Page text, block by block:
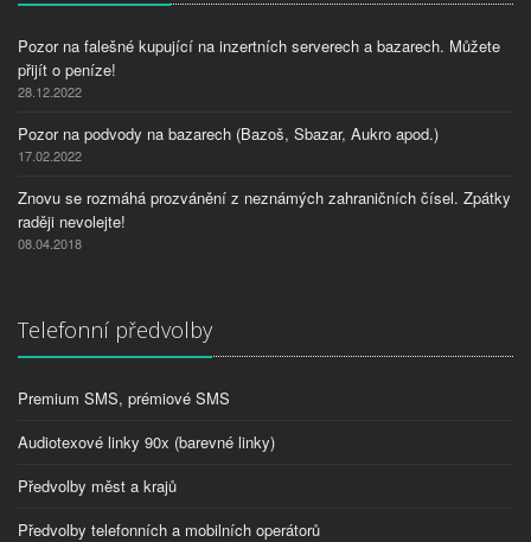
Pozor na falešné kupující na inzertních serverech a bazarech. Můžete
přijít o peníze!
28.12.2022
Pozor na podvody na bazarech (Bazoš, Sbazar, Aukro apod.)
17.02.2022
Znovu se rozmáhá prozvánění z neznámých zahraničních čísel. Zpátky
raději nevolejte!
08.04.2018
Telefonní předvolby
Premium SMS, prémiové SMS
Audiotexové linky 90x (barevné linky)
Předvolby měst a krajů
Předvolby telefonních a mobilních operátorů